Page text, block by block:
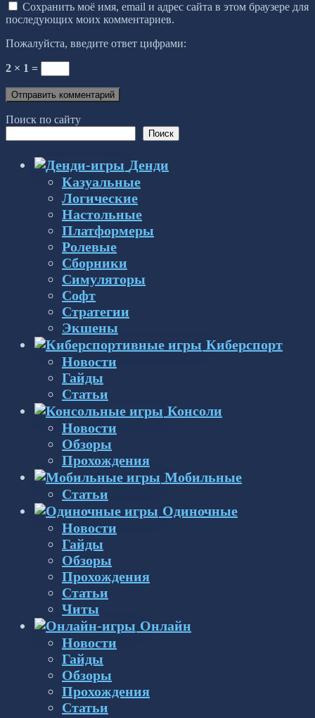
Сохранить моё имя, email и адрес сайта в этом браузере для
последующих моих комментариев.
Пожалуйста, введите ответ цифрами:
2 × 1 =
Поиск по сайту
Поиск
Денди
Казуальные
Логические
Настольные
Платформеры
Ролевые
Сборники
Симуляторы
Софт
Стратегии
Экшены
Киберспорт
Новости
Гайды
Статьи
Консоли
Новости
Обзоры
Прохождения
Мобильные
Статьи
Одиночные
Новости
Гайды
Обзоры
Прохождения
Статьи
Читы
Онлайн
Новости
Гайды
Обзоры
Прохождения
Статьи